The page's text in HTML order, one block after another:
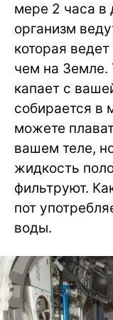
мере 2 часа в
организм
которая
чем на Земле.
капает с
собирается в
можете
вашем теле,
жидкость
фильтруют.
пот
воды.